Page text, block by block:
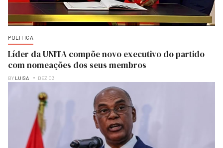
POLITICA
Líder da UNITA compõe novo executivo do partido
com nomeações dos seus membros
BY LUISA DEZ 03